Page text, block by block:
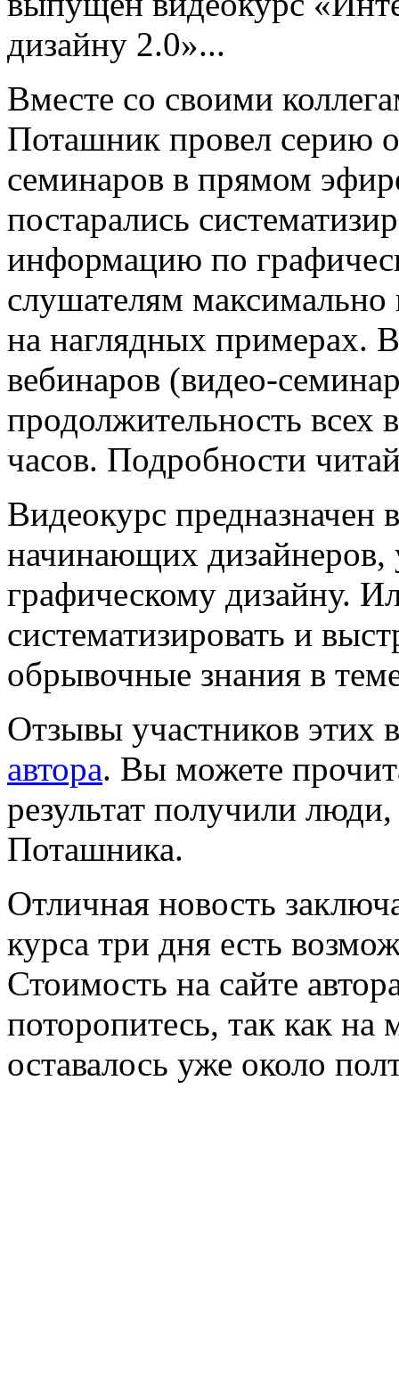
дизайну 2.0»...
Вместе со своими
Поташник провел серию
семинаров в прямом
постарались
информацию по
слушателям
на наглядных примерах.
вебинаров (видео-
продолжительность всех
часов. Подробности
Видеокурс предназначен
начинающих дизайнеров,
графическому дизайну.
систематизировать и
обрывочные знания в
Отзывы участников этих
автора. Вы можете
результат получили
Поташника.
Отличная новость
курса три дня есть
Стоимость на сайте
поторопитесь, так как на
оставалось уже около